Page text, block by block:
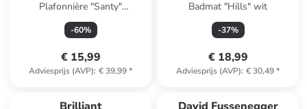
Plafonnière "Santy"
zwart/lichtbruin - (B)38 x
(H)7,7 x (D)19,5 cm
-60%
€ 15,99
Adviesprijs (AVP): € 39,99*
Badmat "Hills" wit
-37%
€ 18,99
Adviesprijs (AVP): € 30,49*